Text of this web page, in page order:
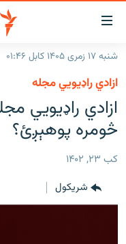
د
لاسرسۍ
وړ
لېنکونه
اصلي
متن
ته
ورتلل
اصلي
ورتلل
راپورونه
افغانستان
نړۍ
خبرونه
د خپرونو جدول
اونیزې خپرونې
شنبه ۱۷ زمری ۱۴۰۵ کابل ۰۱:۴۶
ازادي راډیويي مجله
ازادي راډیويي
څومره پوهېږئ؟
کب ۲۳, ۱۴۰۲
شريکول